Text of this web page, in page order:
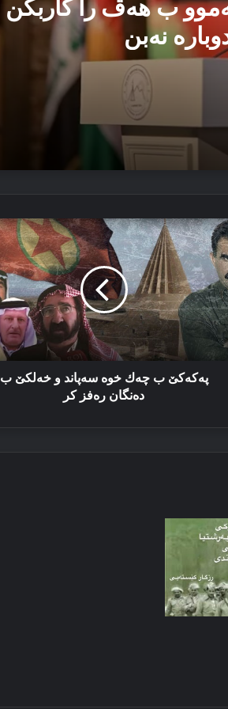
ب هەڤ را کاربکن
نەبن
ئەڤ تاوان دوبارە نەبن
پەكەكێ ب چەك خوە سەپاند و خەلكێ ب
دەنگان رەفز كر